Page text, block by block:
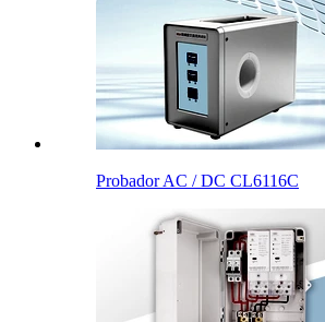
Probador AC / DC CL6116C